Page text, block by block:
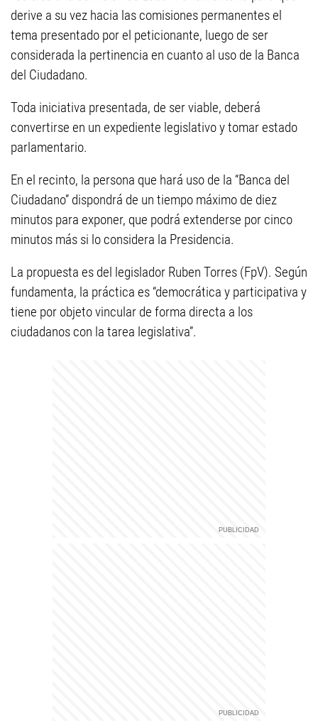
derive a su vez hacia las comisiones permanentes el
tema presentado por el peticionante, luego de ser
considerada la pertinencia en cuanto al uso de la Banca
del Ciudadano.
Toda iniciativa presentada, de ser viable, deberá
convertirse en un expediente legislativo y tomar estado
parlamentario.
En el recinto, la persona que hará uso de la “Banca del
Ciudadano” dispondrá de un tiempo máximo de diez
minutos para exponer, que podrá extenderse por cinco
minutos más si lo considera la Presidencia.
La propuesta es del legislador Ruben Torres (FpV). Según
fundamenta, la práctica es “democrática y participativa y
tiene por objeto vincular de forma directa a los
ciudadanos con la tarea legislativa”.